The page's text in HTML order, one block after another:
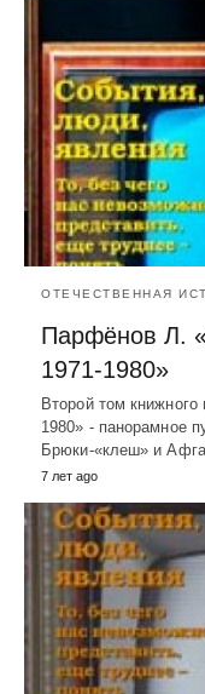
ОТЕЧЕСТВЕННАЯ
Парфёнов Л.
1971-1980»
Второй том
1980» - панорамное
Брюки-«клеш» и
7 лет ago